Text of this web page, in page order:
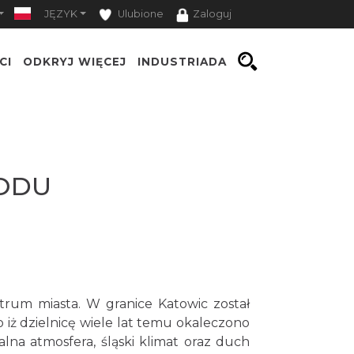
JĘZYK Ulubione Zaloguj
ODKRYJ WIĘCEJ INDUSTRIADA
miasta. W granice Katowic został
iż dzielnicę wiele lat temu okaleczono
atmosfera, śląski klimat oraz duch